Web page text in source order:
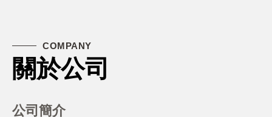
【節能革命】超低功耗反射式 TFT 液晶模組
COMPANY
關於公司
公司簡介